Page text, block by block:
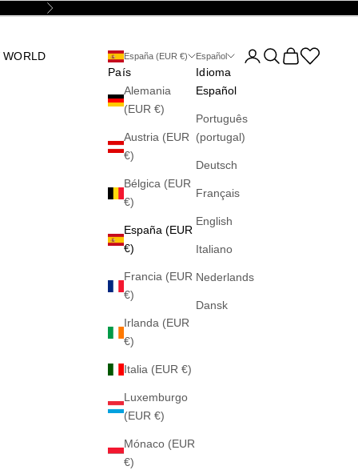
Siguiente
WORLD España (EUR €)
País
Alemania
(EUR €)
Austria (EUR
€)
Bélgica (EUR
€)
España (EUR
€)
Francia (EUR
€)
Irlanda (EUR
€)
Italia (EUR €)
Luxemburgo
(EUR €)
Mónaco (EUR
€)
Español
Idioma
Español
Português
(portugal)
Deutsch
Français
English
Italiano
Nederlands
Dansk
Abrir página de la
Abrir búsqueda
Abrir cesta
Abrir la